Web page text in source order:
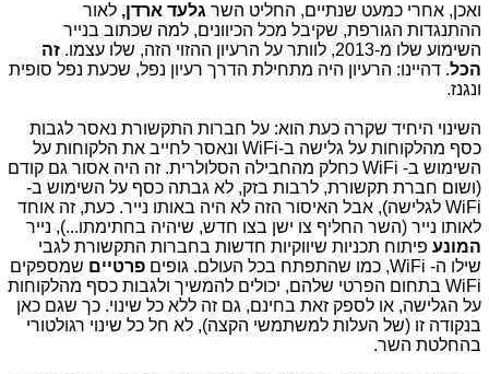
ואכן, אחרי כמעט שנתיים, החליט השר גלעד ארדן, לאור
ההתנגדות הגורפת, שקיבל מכל הכיוונים, למה שכתוב בנייר
השימוע שלו מ-2013, לוותר על הרעיון ההזוי הזה, שלו עצמו.
זה
הכל. דהיינו: הרעיון היה מתחילת הדרך רעיון נפל, שכעת נפל סופית
ונגנז.
השינוי היחיד שקרה כעת הוא: על חברות התקשורת נאסר לגבות
כסף מהלקוחות על גלישה ב-WiFi ונאסר לחייב את הלקוחות על
השימוש ב- WiFi כחלק מהחבילה הסלולרית. זה היה אסור גם קודם
(ושום חברת תקשורת, לרבות בזק, לא גבתה כסף על השימוש ב-
WiFi לגלישה), אבל האיסור הזה לא היה באותו נייר. כעת, זה אוחד
לאותו נייר (השר החליף צו ישן בצו חדש, שיהיה בחתימתו...), נייר
המונע פיתוח תכניות שיווקיות חדשות בחברות התקשורת לגבי
שילו ה- WiFi, כמו שהתפתח בכל העולם. גופים
פרטיים שמספקים
WiFi בתחום הפרטי שלהם, יכולים להמשיך ולגבות כסף מהלקוחות
על הגלישה, או לספק זאת בחינם, גם זה ללא כל שינוי. כך שגם כאן
בנקודה זו (של העלות למשתמשי הקצה), לא חל כל שינוי רגולטורי
בהחלטת השר.